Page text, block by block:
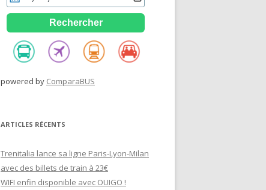
powered by ComparaBUS
ARTICLES RÉCENTS
Trenitalia lance sa ligne Paris-Lyon-Milan
avec des billets de train à 23€
WIFI enfin disponible avec OUIGO !